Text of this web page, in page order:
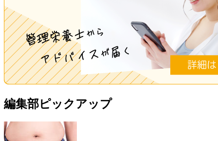
編集部ピックアップ